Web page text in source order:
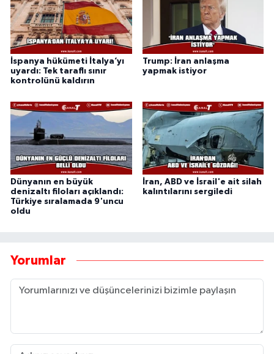
İspanya hükümeti İtalya’yı
uyardı: Tek taraflı sınır
kontrolünü kaldırın
Trump: İran anlaşma
yapmak istiyor
Dünyanın en büyük
denizaltı filoları açıklandı:
Türkiye sıralamada 9'uncu
oldu
İran, ABD ve İsrail'e ait silah
kalıntılarını sergiledi
Yorumlar